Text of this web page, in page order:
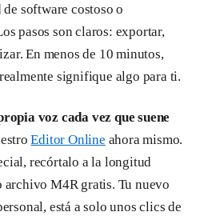
software costoso o
pasos son claros: exportar,
En menos de 10 minutos,
signifique algo para ti.
voz cada vez que suene
Editor Online ahora mismo.
recórtalo a la longitud
M4R gratis. Tu nuevo
está a solo unos clics de